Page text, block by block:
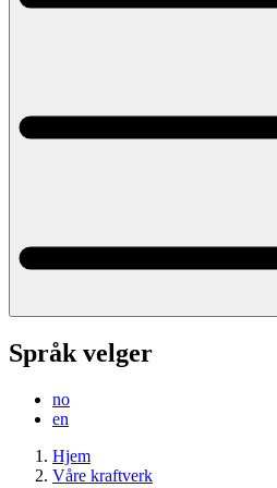
Språk velger
no
en
Hjem
Våre kraftverk